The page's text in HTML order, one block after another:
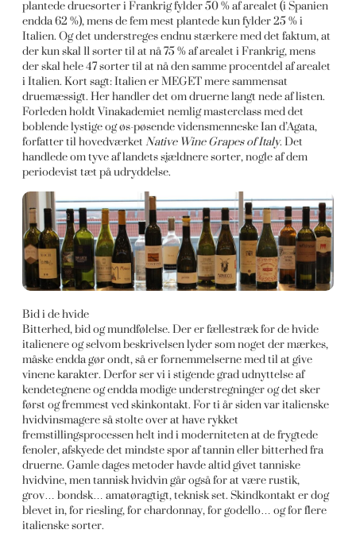
plantede druesorter i Frankrig fylder 50 % af arealet (i Spanien
endda 62 %), mens de fem mest plantede kun fylder 25 % i
Italien. Og det understreges endnu stærkere med det faktum, at
der kun skal 11 sorter til at nå 75 % af arealet i Frankrig, mens
der skal hele 47 sorter til at nå den samme procentdel af arealet
i Italien. Kort sagt: Italien er MEGET mere sammensat
druemæssigt. Her handler det om druerne langt nede af listen.
Forleden holdt Vinakademiet nemlig masterclass med det
boblende lystige og øs-pøsende vidensmenneske Ian d’Agata,
forfatter til hovedværketNative Wine Grapes of Italy. Det
handlede om tyve af landets sjældnere sorter, nogle af dem
periodevist tæt på udryddelse.
Bid i de hvide
Bitterhed, bid og mundfølelse. Der er fællestræk for de hvide
italienere og selvom beskrivelsen lyder som noget der mærkes,
måske endda gør ondt, så er fornemmelserne med til at give
vinene karakter. Derfor ser vi i stigende grad udnyttelse af
kendetegnene og endda modige understregninger og det sker
først og fremmest ved skinkontakt. For ti år siden var italienske
hvidvinsmagere så stolte over at have rykket
fremstillingsprocessen helt ind i moderniteten at de frygtede
fenoler, afskyede det mindste spor af tannin eller bitterhed fra
druerne. Gamle dages metoder havde altid givet tanniske
hvidvine, men tannisk hvidvin går også for at være rustik,
grov… bondsk… amatøragtigt, teknisk set. Skindkontakt er dog
blevet in, for riesling, for chardonnay, for godello… og for flere
italienske sorter.